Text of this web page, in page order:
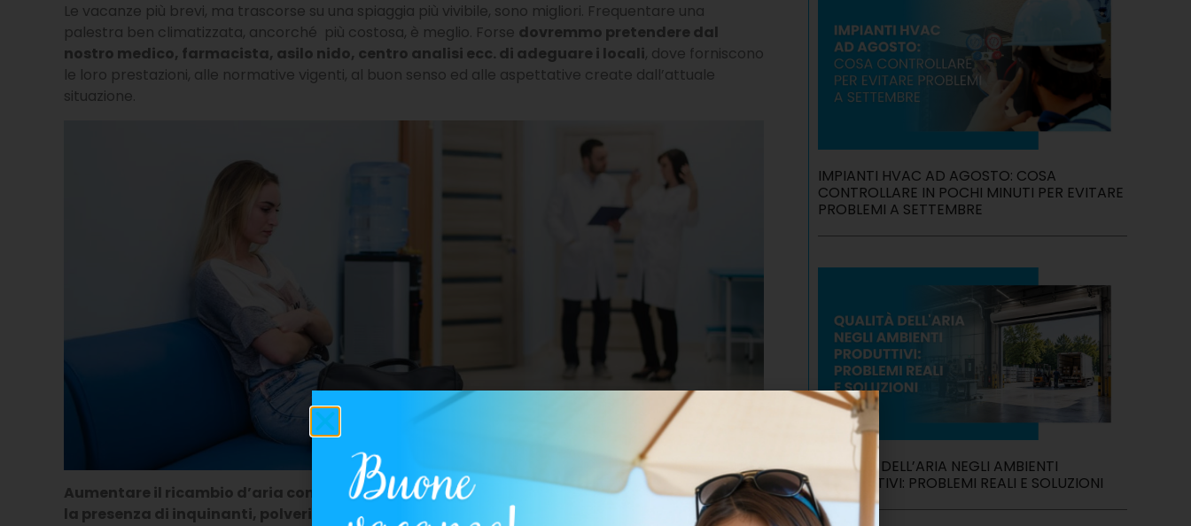
Le vacanze più brevi, ma trascorse su una spiaggia più vivibile, sono migliori. Frequentare una
palestra ben climatizzata, ancorché più costosa, è meglio. Forse dovremmo pretendere dal
nostro medico, farmacista, asilo nido, centro analisi ecc. di adeguare i locali, dove forniscono
le loro prestazioni, alle normative vigenti, al buon senso ed alle aspettative create dall’attuale
situazione.
Aumentare il ricambio d’aria con l’esterno è un intervento immediato ed efficace per ridurre
la presenza di inquinanti, polveri, batteri, virus, odori, radon, formaldeide.
IMPIANTI HVAC AD AGOSTO: COSA
CONTROLLARE IN POCHI MINUTI PER EVITARE
PROBLEMI A SETTEMBRE
QUALITÀ DELL’ARIA NEGLI AMBIENTI
PRODUTTIVI: PROBLEMI REALI E SOLUZIONI